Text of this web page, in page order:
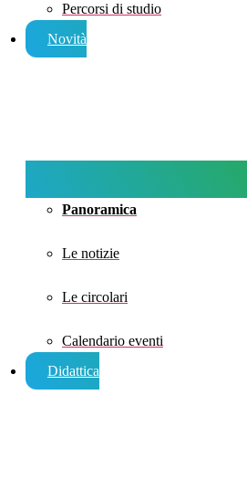
Percorsi di studio
Novità
Panoramica
Le notizie
Le circolari
Calendario eventi
Didattica